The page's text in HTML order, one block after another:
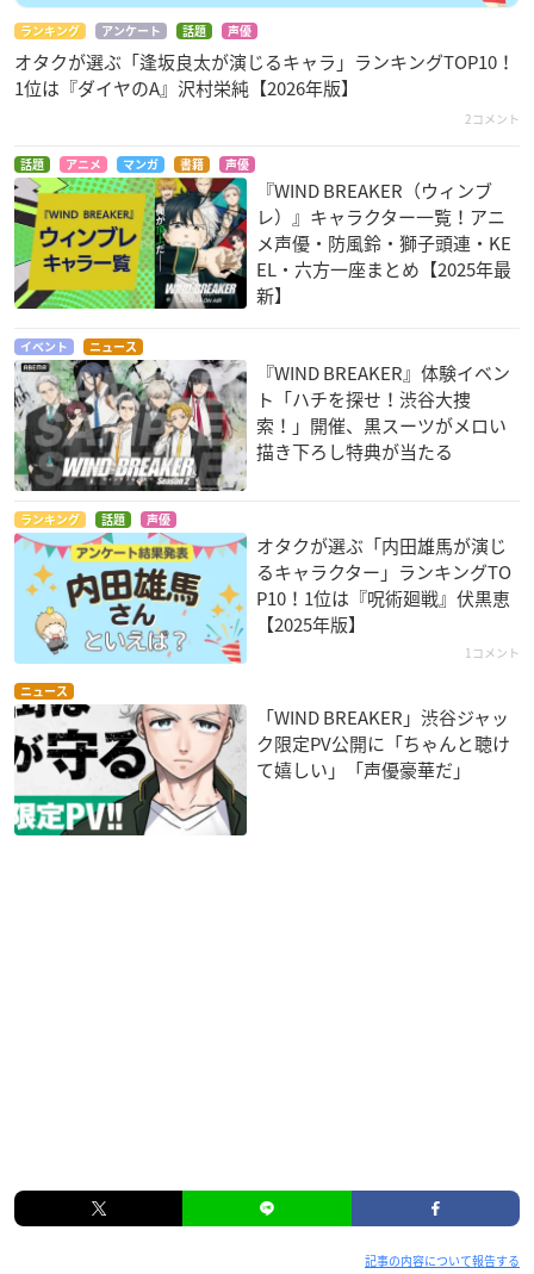
ランキング アンケート 話題 声優
オタクが選ぶ「逢坂良太が演じるキャラ」ランキングTOP10！
1位は『ダイヤのA』沢村栄純【2026年版】
2コメント
話題 アニメ マンガ 書籍 声優
『WIND BREAKER（ウィンブ
レ）』キャラクター一覧！アニ
メ声優・防風鈴・獅子頭連・KE
EL・六方一座まとめ【2025年最
新】
イベント ニュース
『WIND BREAKER』体験イベン
ト「ハチを探せ！渋谷大捜
索！」開催、黒スーツがメロい
描き下ろし特典が当たる
ランキング 話題 声優
オタクが選ぶ「内田雄馬が演じ
るキャラクター」ランキングTO
P10！1位は『呪術廻戦』伏黒恵
【2025年版】
1コメント
ニュース
「WIND BREAKER」渋谷ジャッ
ク限定PV公開に「ちゃんと聴け
て嬉しい」「声優豪華だ」
記事の内容について報告する